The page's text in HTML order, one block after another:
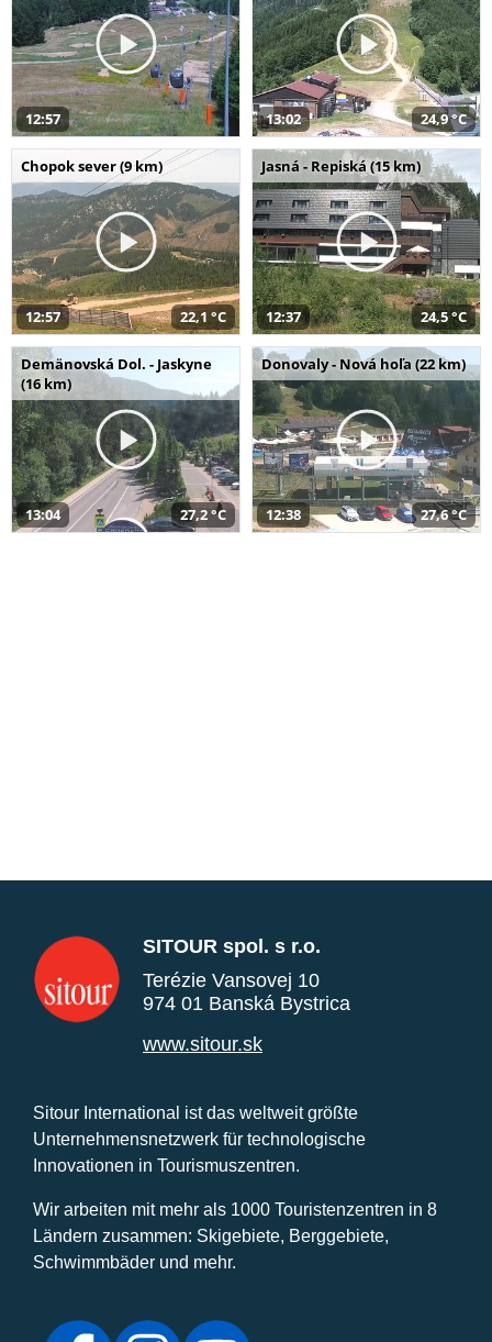
12:57 13:02 24,9 °C
Chopok sever (9 km)
12:57 22,1 °C
Jasná - Repiská (15 km)
12:37 24,5 °C
Demänovská Dol. - Jaskyne
(16 km)
13:04 27,2 °C
Donovaly - Nová hoľa (22 km)
12:38 27,6 °C
SITOUR spol. s r.o.
Terézie Vansovej 10
974 01 Banská Bystrica
www.sitour.sk
Sitour International ist das weltweit größte
Unternehmensnetzwerk für technologische
Innovationen in Tourismuszentren.
Wir arbeiten mit mehr als 1000 Touristenzentren in 8
Ländern zusammen: Skigebiete, Berggebiete,
Schwimmbäder und mehr.